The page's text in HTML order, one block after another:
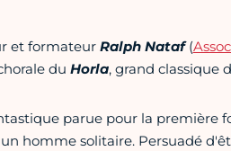
et formateur Ralph Nataf(
du Horla, grand classique
parue pour la première
homme solitaire. Persuadé